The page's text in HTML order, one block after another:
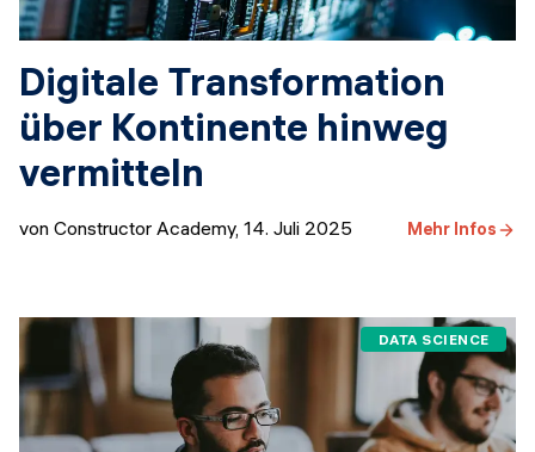
Digitale Transformation
über Kontinente hinweg
vermitteln
von Constructor Academy, 14. Juli 2025 Mehr Infos
DATA SCIENCE